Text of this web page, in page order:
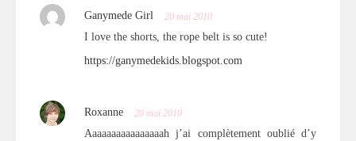
Ganymede Girl 20 mai 2010
I love the shorts, the rope belt is so cute!
https://ganymedekids.blogspot.com
Roxanne 20 mai 2010
Aaaaaaaaaaaaaaaah j’ai complètement oublié d’y